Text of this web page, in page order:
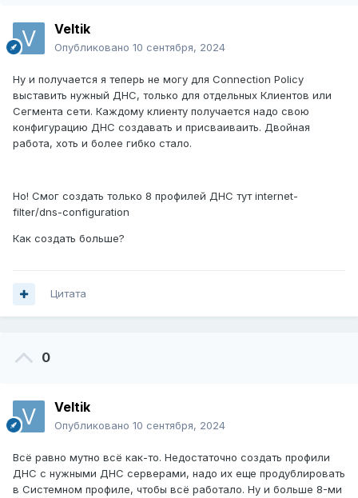
Veltik
Опубликовано 10 сентября, 2024
Ну и получается я теперь не могу для Connection Policy
выставить нужный ДНС, только для отдельных Клиентов или
Сегмента сети. Каждому клиенту получается надо свою
конфигурацию ДНС создавать и присваиваить. Двойная
работа, хоть и более гибко стало.
Но! Смог создать только 8 профилей ДНС тут internet-
filter/dns-configuration
Как создать больше?
Цитата
0
Veltik
Опубликовано 10 сентября, 2024
Всё равно мутно всё как-то. Недостаточно создать профили
ДНС с нужными ДНС серверами, надо их еще продублировать
в Системном профиле, чтобы всё работало. Ну и больше 8-ми